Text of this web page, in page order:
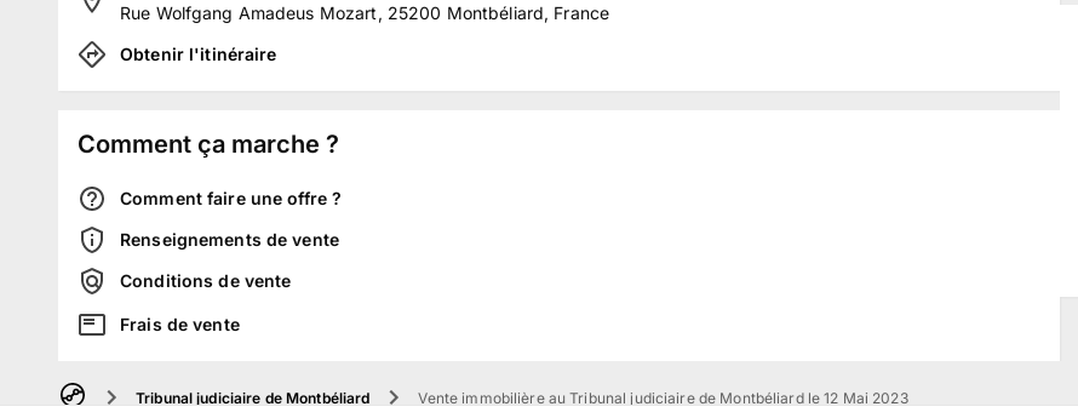
Rue Wolfgang Amadeus Mozart, 25200 Montbéliard, France
Obtenir l'itinéraire
Comment ça marche ?
Comment faire une offre ?
Renseignements de vente
Conditions de vente
Frais de vente
Tribunal judiciaire de Montbéliard Vente immobilière au Tribunal judiciaire de Montbéliard le 12 Mai 2023